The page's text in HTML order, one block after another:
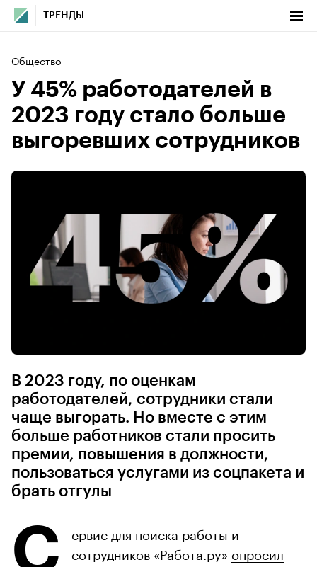
ТРЕНДЫ
Общество
У 45% работодателей в
2023 году стало больше
выгоревших сотрудников
В 2023 году, по оценкам
работодателей, сотрудники стали
чаще выгорать. Но вместе с этим
больше работников стали просить
премии, повышения в должности,
пользоваться услугами из соцпакета и
брать отгулы
С
ервис для поиска работы и
сотрудников «Работа.ру» опросил